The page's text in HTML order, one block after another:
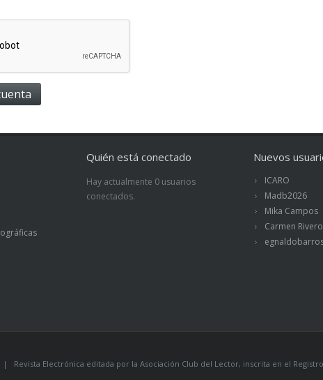
Quién está conectado
Hay actualmente 0 usuarios
conectados.
Nuevos
ICARO
Madb2026
Mika Campos
Carmen Rivero
Revista Electrónica editada por la Asociación Club del Lector, inscrita en el